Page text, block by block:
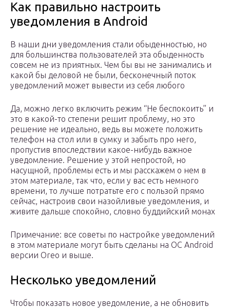
Как правильно настроить
уведомления в Android
В наши дни уведомления стали обыденностью, но
для большинства пользователей эта обыденность
совсем не из приятных. Чем бы вы не занимались и
какой бы деловой не были, бесконечный поток
уведомлений может вывести из себя любого
Да, можно легко включить режим “Не беспокоить” и
это в какой-то степени решит проблему, но это
решение не идеально, ведь вы можете положить
телефон на стол или в сумку и забыть про него,
пропустив впоследствии какое-нибудь важное
уведомление. Решение у этой непростой, но
насущной, проблемы есть и мы расскажем о нем в
этом материале, так что, если у вас есть немного
времени, то лучше потратьте его с пользой прямо
сейчас, настроив свои назойливые уведомления, и
живите дальше спокойно, словно буддийский монах
Примечание: все советы по настройке уведомлений
в этом материале могут быть сделаны на ОС Android
версии Oreo и выше.
Несколько уведомлений
Чтобы показать новое уведомление, а не обновить